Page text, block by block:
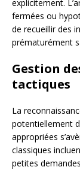
explicitement.
fermées ou
de recueillir des
prématurément
Gestion
tactiques
La
potentiellement
appropriées
classiques
petites